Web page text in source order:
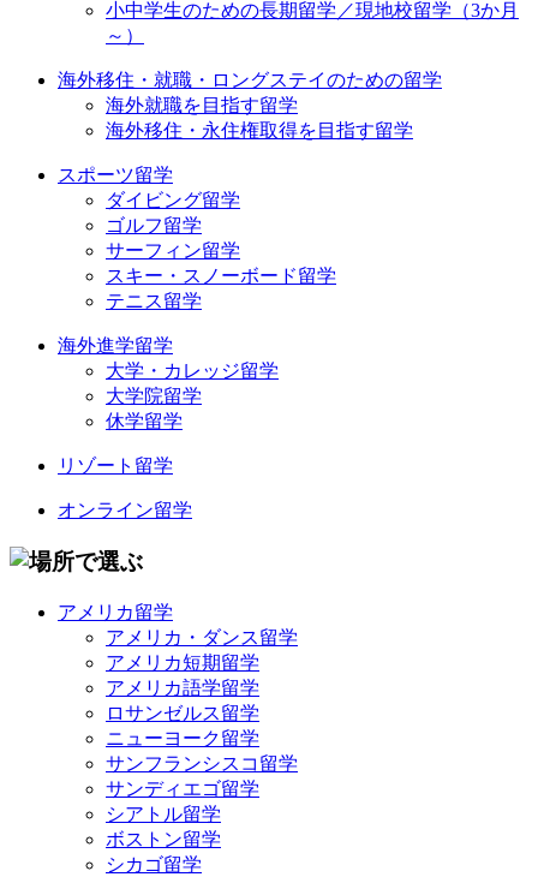
小中学生のための長期留学／現地校留学（3か月
～）
海外移住・就職・ロングステイのための留学
海外就職を目指す留学
海外移住・永住権取得を目指す留学
スポーツ留学
ダイビング留学
ゴルフ留学
サーフィン留学
スキー・スノーボード留学
テニス留学
海外進学留学
大学・カレッジ留学
大学院留学
休学留学
リゾート留学
オンライン留学
アメリカ留学
アメリカ・ダンス留学
アメリカ短期留学
アメリカ語学留学
ロサンゼルス留学
ニューヨーク留学
サンフランシスコ留学
サンディエゴ留学
シアトル留学
ボストン留学
シカゴ留学